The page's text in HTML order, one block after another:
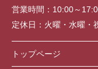
営業時間： 10:00～
定休日： 火曜・水曜・
トップページ